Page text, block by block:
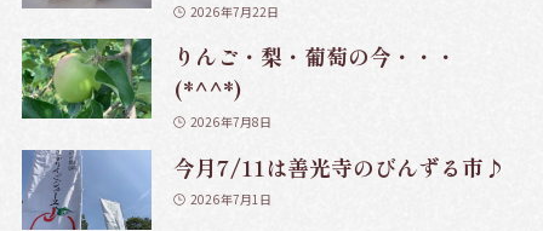
2026年7月22日
りんご・梨・葡萄の今・・・
(*^^*)
2026年7月8日
今月7/11は善光寺のびんずる市♪
2026年7月1日